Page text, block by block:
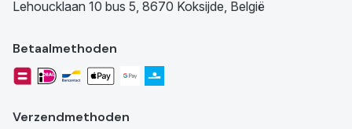
Lehoucklaan 10 bus 5, 8670 Koksijde, België
Betaalmethoden
Verzendmethoden